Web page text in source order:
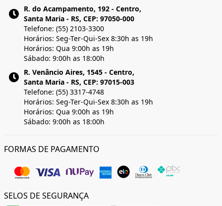
R. do Acampamento, 192 - Centro,
Santa Maria - RS, CEP: 97050-000
Telefone: (55) 2103-3300
Horários: Seg-Ter-Qui-Sex 8:30h as 19h
Horários: Qua 9:00h as 19h
Sábado: 9:00h as 18:00h
R. Venâncio Aires, 1545 - Centro,
Santa Maria - RS, CEP: 97015-003
Telefone: (55) 3317-4748
Horários: Seg-Ter-Qui-Sex 8:30h as 19h
Horários: Qua 9:00h as 19h
Sábado: 9:00h as 18:00h
FORMAS DE PAGAMENTO
SELOS DE SEGURANÇA